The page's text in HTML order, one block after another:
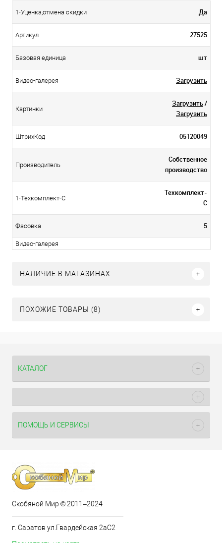
1-Уценка,отмена скидки Да
Артикул 27525
Базовая единица шт
Видео-галерея Загрузить
Картинки
Загрузить/
Загрузить
ШтрихКод 05120049
Производитель
Собственное
производство
1-Техкомплект-С
Техкомплект-
С
Фасовка 5
Видео-галерея
НАЛИЧИЕ В МАГАЗИНАХ
ПОХОЖИЕ ТОВАРЫ (8)
КАТАЛОГ
ПОМОЩЬ И СЕРВИСЫ
Скобяной Мир © 2011–2024
г. Саратов ул.Гвардейская 2аС2